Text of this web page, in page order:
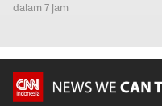
dalam 7 jam